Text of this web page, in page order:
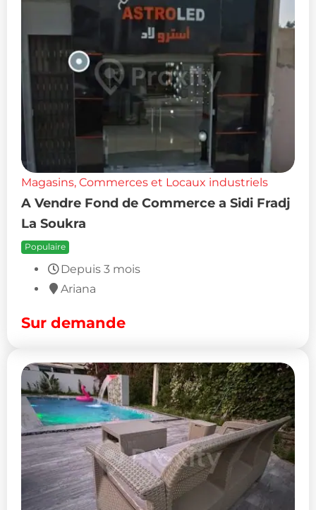
Magasins, Commerces et Locaux industriels
A Vendre Fond de Commerce a Sidi Fradj
La Soukra
Populaire
Depuis 3 mois
Ariana
Sur demande